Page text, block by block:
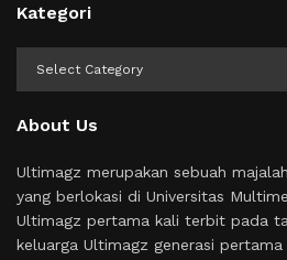
Kategori
About Us
Ultimagz merupakan sebuah
yang berlokasi di Universitas
Ultimagz pertama kali terbit pada
keluarga Ultimagz generasi